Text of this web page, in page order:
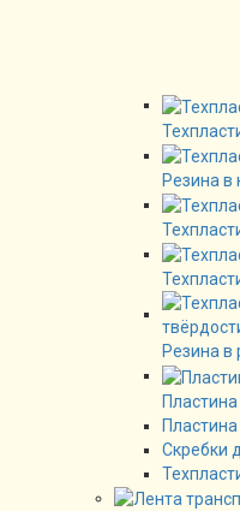
Резина в
Резина в
Скребки